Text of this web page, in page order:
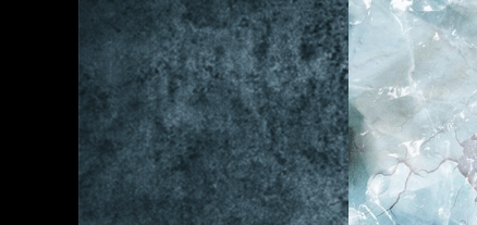
LA TRAGÉDIE SORT DE LA
TOVE LO ÉTAIT DE PASSAGE
LES DANSEURS ÉTOILES
JEFF MARTIN AU CORONA DE
ON VA SE LE DIRE, SWORD